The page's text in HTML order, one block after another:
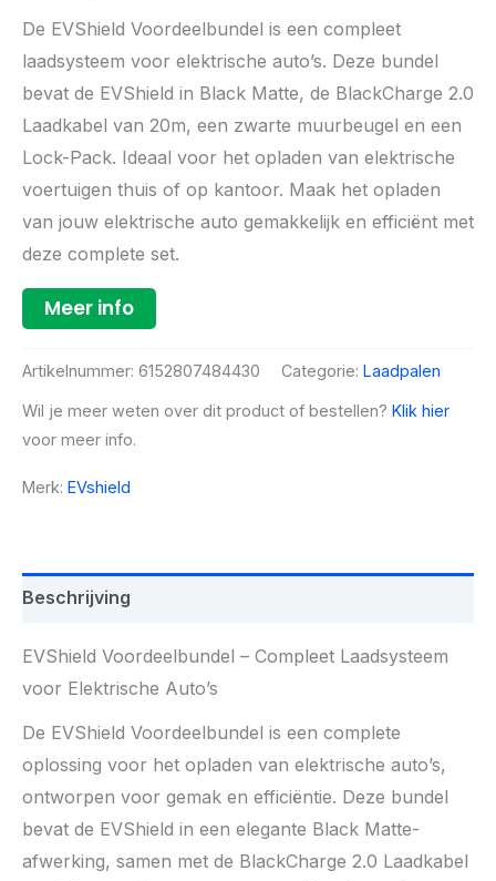
De EVShield Voordeelbundel is een compleet
laadsysteem voor elektrische auto’s. Deze bundel
bevat de EVShield in Black Matte, de BlackCharge 2.0
Laadkabel van 20m, een zwarte muurbeugel en een
Lock-Pack. Ideaal voor het opladen van elektrische
voertuigen thuis of op kantoor. Maak het opladen
van jouw elektrische auto gemakkelijk en efficiënt met
deze complete set.
Meer info
Artikelnummer: 6152807484430 Categorie: Laadpalen
Wil je meer weten over dit product of bestellen? Klik hier
voor meer info.
Merk: EVshield
Beschrijving
EVShield Voordeelbundel – Compleet Laadsysteem
voor Elektrische Auto’s
De EVShield Voordeelbundel is een complete
oplossing voor het opladen van elektrische auto’s,
ontworpen voor gemak en efficiëntie. Deze bundel
bevat de EVShield in een elegante Black Matte-
afwerking, samen met de BlackCharge 2.0 Laadkabel